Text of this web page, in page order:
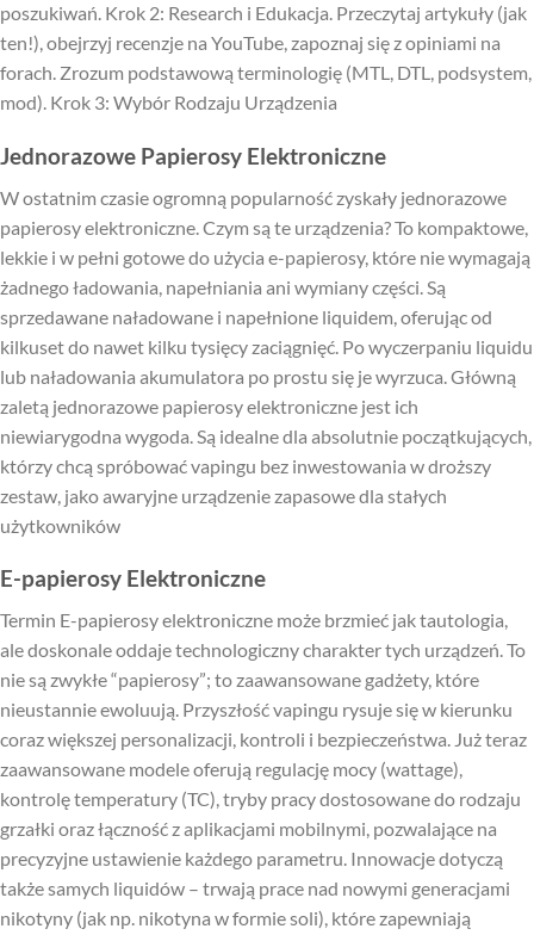
poszukiwań. Krok 2: Research i Edukacja. Przeczytaj artykuły (jak
ten!), obejrzyj recenzje na YouTube, zapoznaj się z opiniami na
forach. Zrozum podstawową terminologię (MTL, DTL, podsystem,
mod). Krok 3: Wybór Rodzaju Urządzenia
Jednorazowe Papierosy Elektroniczne
W ostatnim czasie ogromną popularność zyskały jednorazowe
papierosy elektroniczne. Czym są te urządzenia? To kompaktowe,
lekkie i w pełni gotowe do użycia e-papierosy, które nie wymagają
żadnego ładowania, napełniania ani wymiany części. Są
sprzedawane naładowane i napełnione liquidem, oferując od
kilkuset do nawet kilku tysięcy zaciągnięć. Po wyczerpaniu liquidu
lub naładowania akumulatora po prostu się je wyrzuca. Główną
zaletą jednorazowe papierosy elektroniczne jest ich
niewiarygodna wygoda. Są idealne dla absolutnie początkujących,
którzy chcą spróbować vapingu bez inwestowania w droższy
zestaw, jako awaryjne urządzenie zapasowe dla stałych
użytkowników
E-papierosy Elektroniczne
Termin E-papierosy elektroniczne może brzmieć jak tautologia,
ale doskonale oddaje technologiczny charakter tych urządzeń. To
nie są zwykłe “papierosy”; to zaawansowane gadżety, które
nieustannie ewoluują. Przyszłość vapingu rysuje się w kierunku
coraz większej personalizacji, kontroli i bezpieczeństwa. Już teraz
zaawansowane modele oferują regulację mocy (wattage),
kontrolę temperatury (TC), tryby pracy dostosowane do rodzaju
grzałki oraz łączność z aplikacjami mobilnymi, pozwalające na
precyzyjne ustawienie każdego parametru. Innowacje dotyczą
także samych liquidów – trwają prace nad nowymi generacjami
nikotyny (jak np. nikotyna w formie soli), które zapewniają